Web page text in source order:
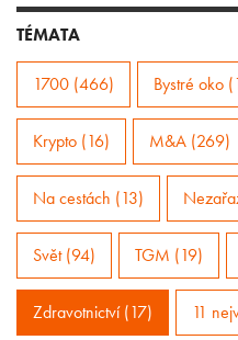
TÉMATA
1700 (466) Bystré oko
Krypto (16) M&A (269)
Na cestách (13)
Svět (94) TGM (19)
Zdravotnictví (17) 11